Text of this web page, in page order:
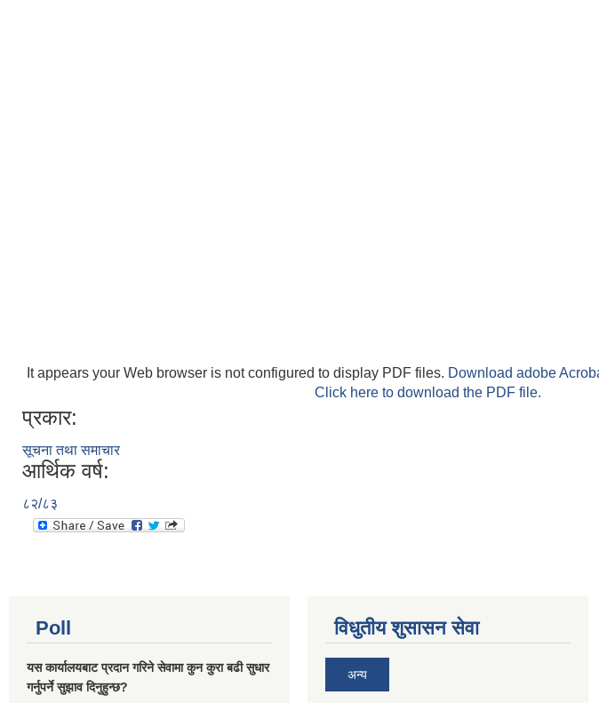
It appears your Web browser is not configured to display PDF files. Download adobe
Click here to download the PDF file.
प्रकार:
सूचना तथा समाचार
आर्थिक वर्ष:
८२/८३
Poll
यस कार्यालयबाट प्रदान गरिने सेवामा कुन कुरा बढी सुधार
गर्नुपर्ने सुझाव दिनुहुन्छ?
विधुतीय शुसासन सेवा
अन्य